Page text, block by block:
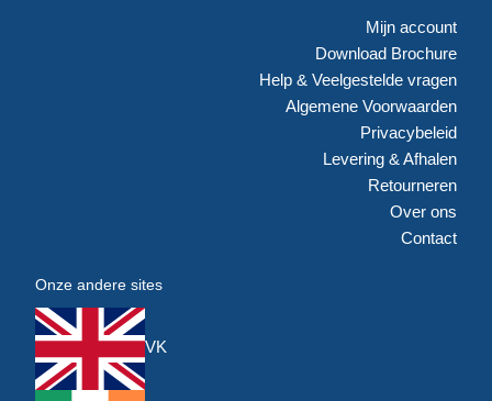
Mijn account
Download Brochure
Help & Veelgestelde vragen
Algemene Voorwaarden
Privacybeleid
Levering & Afhalen
Retourneren
Over ons
Contact
Onze andere sites
VK